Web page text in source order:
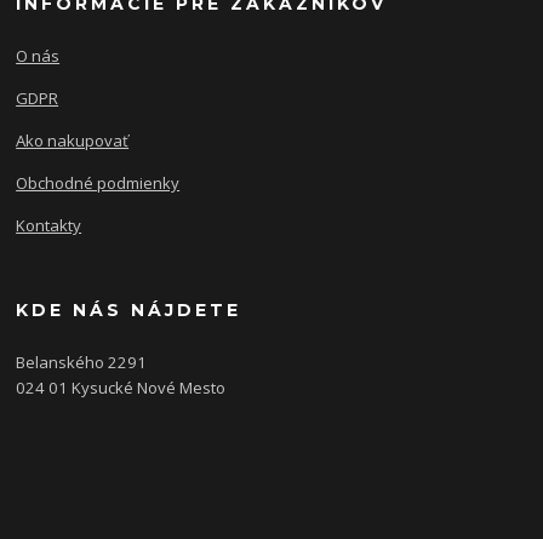
O nás
GDPR
Ako nakupovať
Obchodné podmienky
Kontakty
KDE NÁS NÁJDETE
Belanského 2291
024 01 Kysucké Nové Mesto